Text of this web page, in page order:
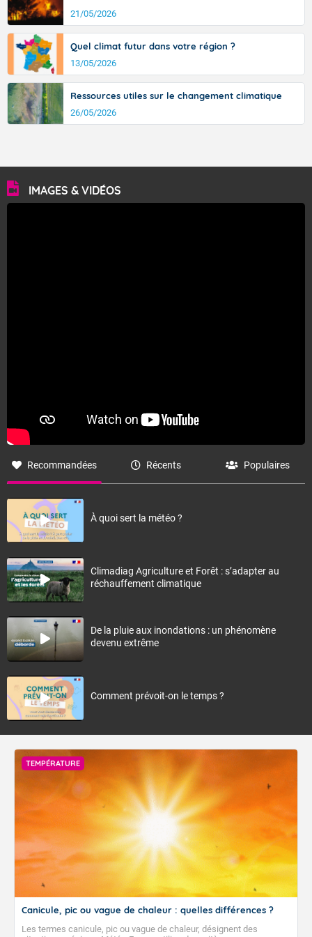
21/05/2026
Quel climat futur dans votre région ?
13/05/2026
Ressources utiles sur le changement climatique
26/05/2026
IMAGES & VIDÉOS
Recommandées Récents Populaires
À quoi sert la météo ?
Climadiag Agriculture et Forêt : s’adapter au
réchauffement climatique
De la pluie aux inondations : un phénomène
devenu extrême
Comment prévoit-on le temps ?
TEMPÉRATURE
Canicule, pic ou vague de chaleur : quelles différences ?
Les termes canicule, pic ou vague de chaleur, désignent des